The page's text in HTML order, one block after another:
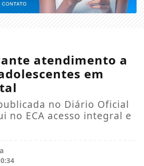
atendimento a
em
no Diário Oficial
no ECA acesso integral e